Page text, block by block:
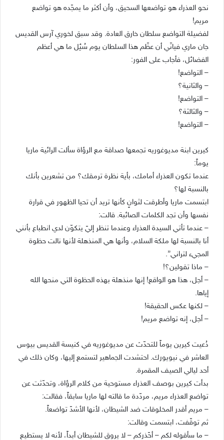
نحو العذراء هو تواضعها السحيق، وأن أكثر ما يمجّده هو تواضع
مريم!
لفضيلة التواضع سلطان خارق العادة. وقد سبق لخوري آرس القديس
جان ماري فيانّي أن عظّم هذا السلطان يوم سُئِل ما هي أعظم
الفضائل، فأجاب على الفور:
– التواضع!
– والثانية؟
– التواضع!
– والثالثة؟
– التواضع!
كيرين ابنة مديوغوريه تجمعها صداقة مع الرؤاة سألت الرائية ماريا
يوماً:
عندما تكون العذراء أمامك، بأية نظرة ترمقك؟ من تشعرين بأنك
بالنسبة لها؟
ابتسمت ماريا وأطرقت لثوانٍ كأنها تريد أن تحيا الظهور في قرارة
نفسها وأن تجد الكلمات الصائبة. قالت:
– عندما تأتي السيدة العذراء وعندما تنظر إليّ يتكوّن لدي انطباع بأنني
أنا بالنسبة لها ملكة السلام، وأنها هي المنذهلة لأنها نالت حظوة
المجيء لتراني”.
– ماذا تقولين؟!
– أجل، هذا هو الواقع! إنها منذهلة بهذه الحظوة التي منحها الله
إياها.
– لكنها عكس الحقيقة!
– أجل، إنه تواضع مريم!
دُعيت كيرين يوماً للتحدّث عن مديوغوريه في كنيسة القديس بيوس
العاشر في نيويورك. احتشدت الجماهير لتستمع إليها، وكان ذلك في
أحد ليالي الصيف المقمرة.
بدأت كيرين بوصف العذراء مستوحية من كلام الرؤاة، وتحدّثت عن
تواضع العذراء مريم، مردّدة ما قالته لها ماريا سابقاً، فقالت:
– مريم أقدر المخلوقات ضد الشيطان، لأنها الأشدّ تواضعاً.
ثم توقّفت، ابتسمت وقالت:
– ما سأقوله لكم – أحّذركم – لا يروق للشيطان أبداً، لأنه لا يستطيع